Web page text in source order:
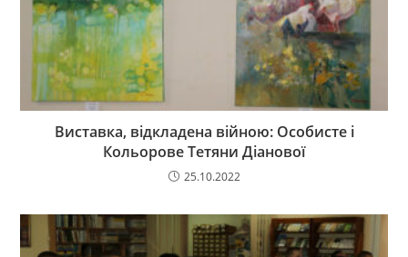
Виставка, відкладена війною: Особисте і
Кольорове Тетяни Діанової
25.10.2022